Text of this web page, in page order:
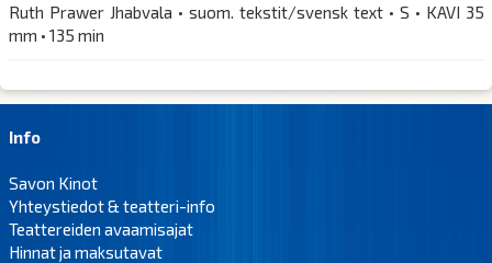
Ruth Prawer Jhabvala • suom. tekstit/svensk text • S • KAVI 35
mm • 135 min
Info
Savon Kinot
Yhteystiedot & teatteri-info
Teattereiden avaamisajat
Hinnat ja maksutavat